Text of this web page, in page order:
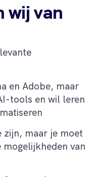
wij van
en Adobe, maar
tools en wil leren
maar je moet
mogelijkheden van